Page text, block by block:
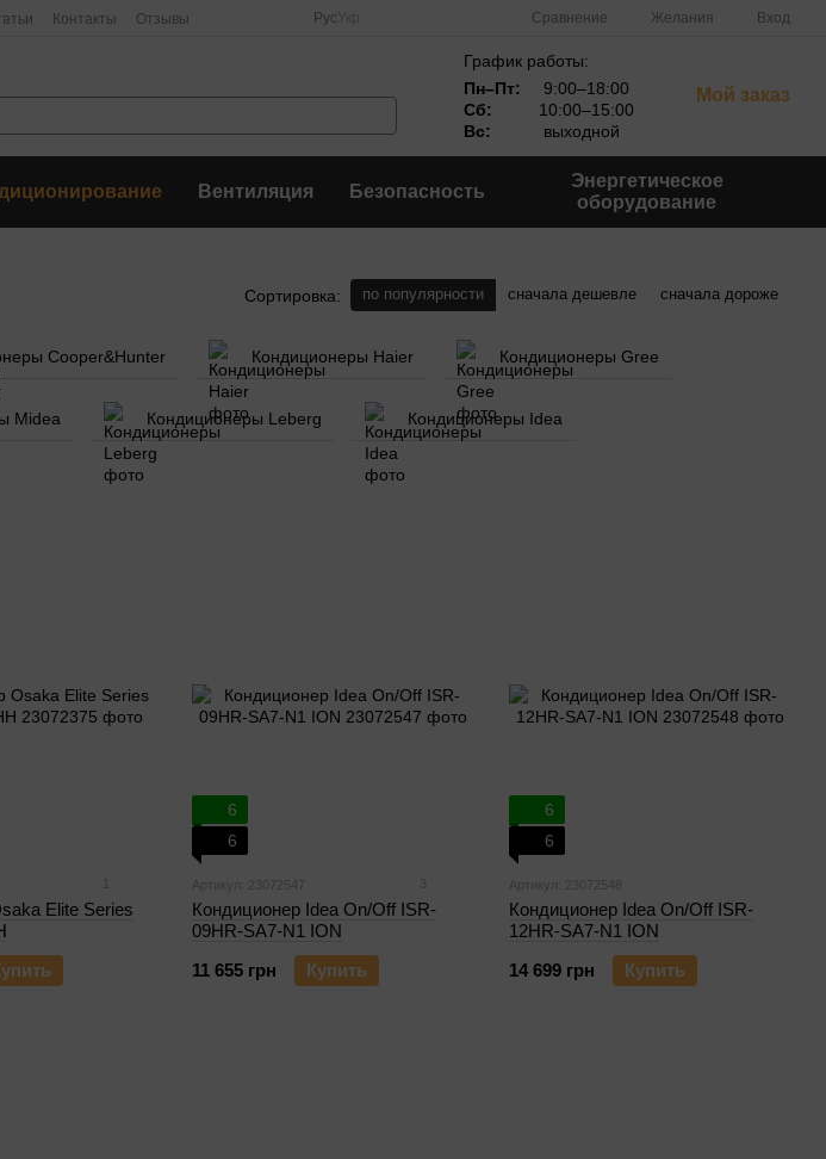
Контакты Отзывы Рус Сравнение Желания Вход
График работы:
Пн–Пт:
9:00–18:00
Сб:
10:00–15:00
Вс:
выходной
Мой заказ
Вентиляция Безопасность
Энергетическое
оборудование
Сортировка: по популярности сначала дешевле сначала дороже
Cooper&Hunter Кондиционеры Haier Кондиционеры Gree
Midea Кондиционеры Leberg Кондиционеры Idea
Elite Series
6
6
Артикул: 23072547
Кондиционер Idea On/Off ISR-
09HR-SA7-N1 ION
11 655 грн
Купить
6
6
Артикул: 23072548
Кондиционер Idea On/Off ISR-
12HR-SA7-N1 ION
14 699 грн
Купить